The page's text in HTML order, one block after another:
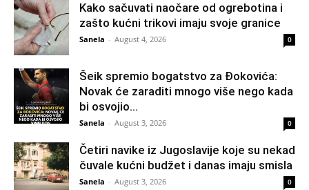
Kako sačuvati naočare od ogrebotina i
zašto kućni trikovi imaju svoje granice
Sanela - August 4, 2026 0
Šeik spremio bogatstvo za Đokovića:
Novak će zaraditi mnogo više nego kada
bi osvojio...
Sanela - August 3, 2026 0
Četiri navike iz Jugoslavije koje su nekad
čuvale kućni budžet i danas imaju smisla
Sanela - August 3, 2026 0